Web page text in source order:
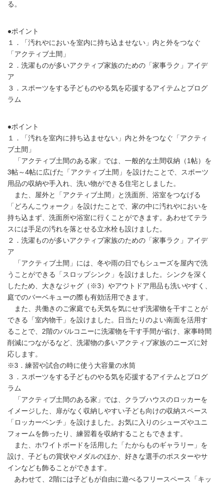
る。
●ポイント
１．「汚れやにおいを室内に持ち込ませない」内と外をつなぐ
「アクティブ土間」
２．洗濯ものが多いアクティブ家族のための「家事ラク」アイデ
ア
３．スポーツをする子どものやる気を応援するアイテムとプログ
ラム
●ポイント
１．「汚れを室内に持ち込ませない」内と外をつなぐ「アクティ
ブ土間」
「アクティブ土間のある家」では、一般的な土間収納（1帖）を
3帖～4帖に広げた「アクティブ土間」を設けたことで、スポーツ
用品の収納や手入れ、洗い物ができる住宅としました。
また、屋外と「アクティブ土間」と洗面所、浴室をつなげる
「どろんこウォーク」を設けたことで、家の中に汚れやにおいを
持ち込まず、洗面所や浴室に行くことができます。あわせてテラ
スには手足の汚れを落とせる立水栓も設けました。
２．洗濯ものが多いアクティブ家族のための「家事ラク」アイデ
ア
「アクティブ土間」には、冬や雨の日でもシューズを屋内で洗
うことができる「スロップシンク」を設けました。シンクを深く
したため、大きなジャグ（※3）やアウトドア用品も洗いやすく、
庭でのバーベキューの際も有効活用できます。
また、共働きのご家庭でも天気を気にせず洗濯物を干すことが
できる「室内物干」を設けました。日当たりのよい南面を活用す
ることで、2階のバルコニーに洗濯物を干す手間が省け、家事時間
削減につながるなど、洗濯物の多いアクティブ家族のニーズに対
応します。
※3．練習や試合の時に使う大容量の水筒
３．スポーツをする子どものやる気を応援するアイテムとプログ
ラム
「アクティブ土間のある家」では、クラブハウスのロッカーを
イメージした、扉がなく収納しやすい子ども向けの収納スペース
「ロッカーベンチ」を設けました。お気に入りのシューズやユニ
フォームを飾ったり、練習着を収納することもできます。
また、ホワイトボードを活用した「たからものギャラリー」を
設け、子どもの賞状やメダルのほか、好きな選手のポスターやサ
インなども飾ることができます。
あわせて、2階には子どもが自由に遊べるフリースペース「キッ